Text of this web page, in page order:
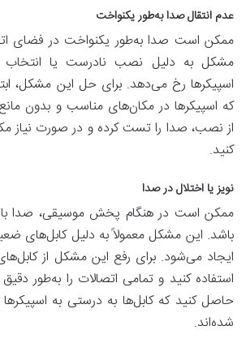
عدم انتقال صدا به‌طور یکنواخت
ممکن است صدا به‌طور یکنواخت در فضای
مشکل به دلیل نصب نادرست یا انتخاب
اسپیکرها رخ می‌دهد. برای حل این مشکل،
که اسپیکرها در مکان‌های مناسب و بدون
از نصب، صدا را تست کرده و در صورت نیاز
کنید.
نویز یا اختلال در صدا
ممکن است در هنگام پخش موسیقی، صدا با
باشد. این مشکل معمولاً به دلیل کابل‌های
ایجاد می‌شود. برای رفع این مشکل از
استفاده کنید و تمامی اتصالات را به‌طور
حاصل کنید که کابل‌ها به درستی به
شده‌اند.